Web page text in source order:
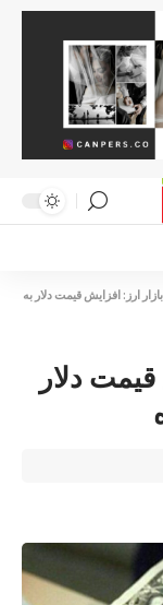
افزایش قیمت دلار به ۴۰ هزار تومان در آذر ماه
دلار